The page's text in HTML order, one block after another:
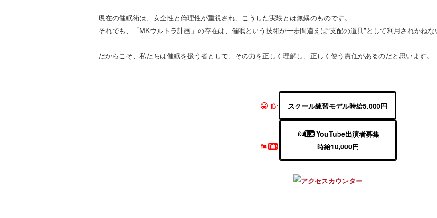
現在の催眠術は、安全性と倫理性が重視され、こうした実験とは無縁のものです。
それでも、「MKウルトラ計画」の存在は、催眠という技術が一歩間違えば“支配の道具”として利用されかねな
だからこそ、私たちは催眠を扱う者として、その力を正しく理解し、正しく使う責任があるのだと思います。
スクール練習モデル時給5,000円
YouTube出演者募集
時給10,000円